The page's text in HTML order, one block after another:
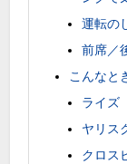
運転の
前席／
こんなと
ライズ
ヤリス
クロス